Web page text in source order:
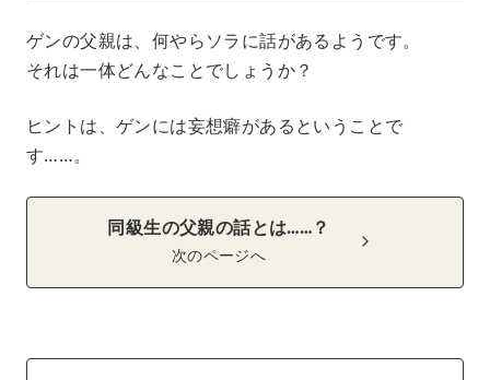
ゲンの父親は、何やらソラに話があるようです。
それは一体どんなことでしょうか？
ヒントは、ゲンには妄想癖があるということで
す……。
同級生の父親の話とは……？
次のページへ